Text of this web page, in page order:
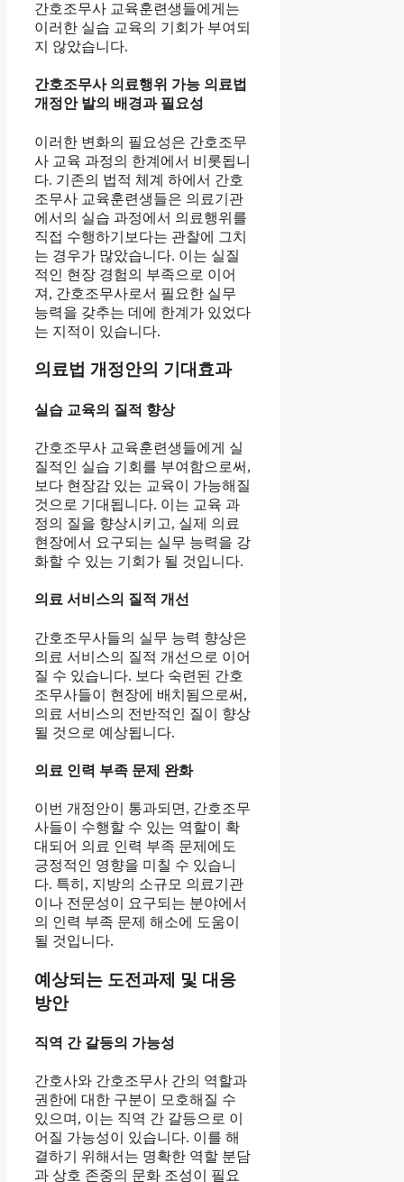
간호조무사 교육훈련생들에게는
이러한 실습 교육의 기회가 부여되
지 않았습니다.
간호조무사 의료행위 가능 의료법
개정안 발의 배경과 필요성
이러한 변화의 필요성은 간호조무
사 교육 과정의 한계에서 비롯됩니
다. 기존의 법적 체계 하에서 간호
조무사 교육훈련생들은 의료기관
에서의 실습 과정에서 의료행위를
직접 수행하기보다는 관찰에 그치
는 경우가 많았습니다. 이는 실질
적인 현장 경험의 부족으로 이어
져, 간호조무사로서 필요한 실무
능력을 갖추는 데에 한계가 있었다
는 지적이 있습니다.
의료법 개정안의 기대효과
실습 교육의 질적 향상
간호조무사 교육훈련생들에게 실
질적인 실습 기회를 부여함으로써,
보다 현장감 있는 교육이 가능해질
것으로 기대됩니다. 이는 교육 과
정의 질을 향상시키고, 실제 의료
현장에서 요구되는 실무 능력을 강
화할 수 있는 기회가 될 것입니다.
의료 서비스의 질적 개선
간호조무사들의 실무 능력 향상은
의료 서비스의 질적 개선으로 이어
질 수 있습니다. 보다 숙련된 간호
조무사들이 현장에 배치됨으로써,
의료 서비스의 전반적인 질이 향상
될 것으로 예상됩니다.
의료 인력 부족 문제 완화
이번 개정안이 통과되면, 간호조무
사들이 수행할 수 있는 역할이 확
대되어 의료 인력 부족 문제에도
긍정적인 영향을 미칠 수 있습니
다. 특히, 지방의 소규모 의료기관
이나 전문성이 요구되는 분야에서
의 인력 부족 문제 해소에 도움이
될 것입니다.
예상되는 도전과제 및 대응
방안
직역 간 갈등의 가능성
간호사와 간호조무사 간의 역할과
권한에 대한 구분이 모호해질 수
있으며, 이는 직역 간 갈등으로 이
어질 가능성이 있습니다. 이를 해
결하기 위해서는 명확한 역할 분담
과 상호 존중의 문화 조성이 필요